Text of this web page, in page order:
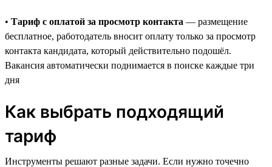
• Тариф с оплатой за просмотр контакта — размещение
бесплатное, работодатель вносит оплату только за просмотр
контакта кандидата, который действительно подошёл.
Вакансия автоматически поднимается в поиске каждые три
дня
Как выбрать подходящий
тариф
Инструменты решают разные задачи. Если нужно точечно